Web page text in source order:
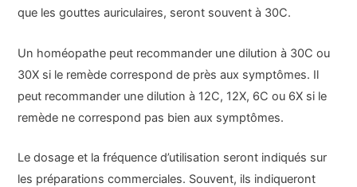
que les gouttes auriculaires, seront souvent à 30C.
Un homéopathe peut recommander une dilution à 30C ou
30X si le remède correspond de près aux symptômes. Il
peut recommander une dilution à 12C, 12X, 6C ou 6X si le
remède ne correspond pas bien aux symptômes.
Le dosage et la fréquence d’utilisation seront indiqués sur
les préparations commerciales. Souvent, ils indiqueront